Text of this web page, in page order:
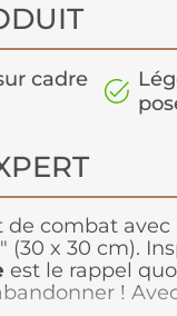
cadre
de combat avec
(30 x 30 cm).
est le rappel
!